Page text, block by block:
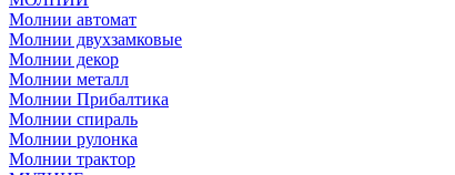
Молнии автомат
Молнии двухзамковые
Молнии декор
Молнии металл
Молнии Прибалтика
Молнии спираль
Молнии рулонка
Молнии трактор